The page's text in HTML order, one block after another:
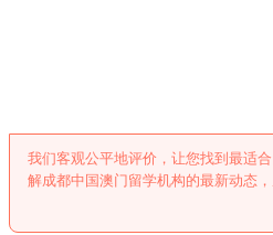
我们客观公平地评价，让您找到最适
解成都中国澳门留学机构的最新动态